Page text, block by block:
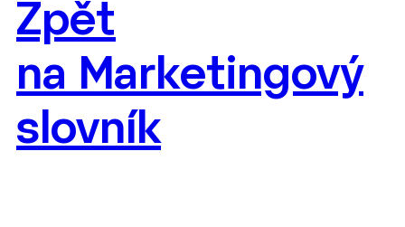
Zpět
na Marketingový
slovník